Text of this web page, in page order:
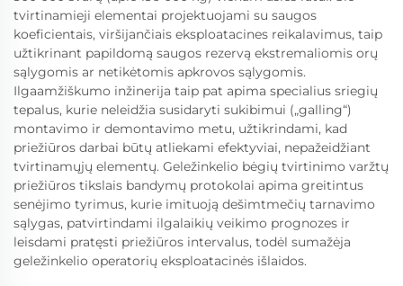
tvirtinamieji elementai projektuojami su saugos
koeficientais, viršijančiais eksploatacines reikalavimus, taip
užtikrinant papildomą saugos rezervą ekstremaliomis orų
sąlygomis ar netikėtomis apkrovos sąlygomis.
Ilgaamžiškumo inžinerija taip pat apima specialius sriegių
tepalus, kurie neleidžia susidaryti sukibimui („galling“)
montavimo ir demontavimo metu, užtikrindami, kad
priežiūros darbai būtų atliekami efektyviai, nepažeidžiant
tvirtinamųjų elementų. Geležinkelio bėgių tvirtinimo varžtų
priežiūros tikslais bandymų protokolai apima greitintus
senėjimo tyrimus, kurie imituoją dešimtmečių tarnavimo
sąlygas, patvirtindami ilgalaikių veikimo prognozes ir
leisdami pratęsti priežiūros intervalus, todėl sumažėja
geležinkelio operatorių eksploatacinės išlaidos.